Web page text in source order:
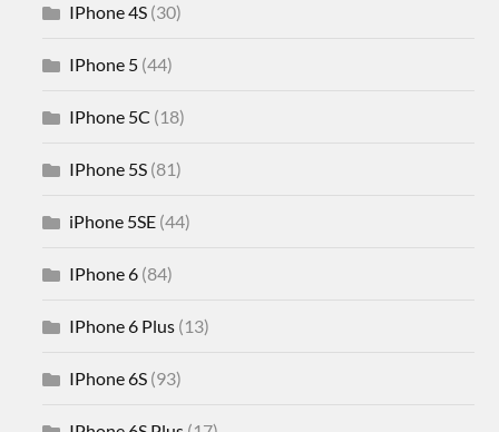
IPhone 4S (30)
IPhone 5 (44)
IPhone 5C (18)
IPhone 5S (81)
iPhone 5SE (44)
IPhone 6 (84)
IPhone 6 Plus (13)
IPhone 6S (93)